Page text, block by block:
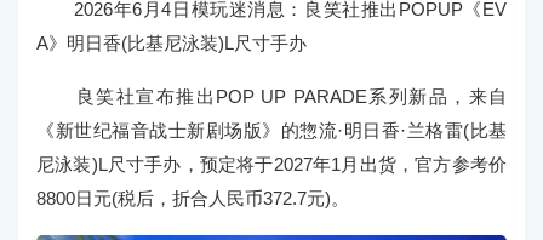
2026年6月4日模玩迷消息：良笑社推出POPUP《EV
A》明日香(比基尼泳装)L尺寸手办
良笑社宣布推出POP UP PARADE系列新品，来自
《新世纪福音战士新剧场版》的惣流·明日香·兰格雷(比基
尼泳装)L尺寸手办，预定将于2027年1月出货，官方参考价
8800日元(税后，折合人民币372.7元)。